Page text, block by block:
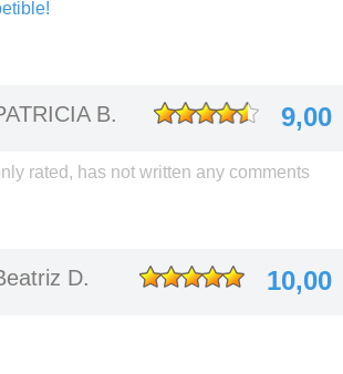
B. 9,00
rated, has not written any comments
D. 10,00